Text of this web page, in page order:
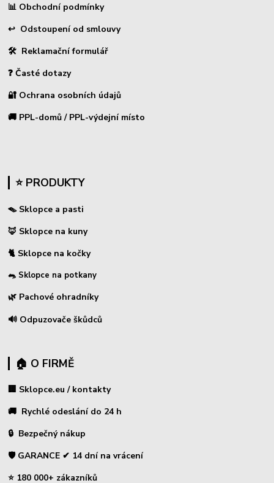
📊 Obchodní podmínky
↩ Odstoupení od smlouvy
🛠 Reklamační formulář
❓ Časté dotazy
🔐 Ochrana osobních údajů
🚚 PPL-domů / PPL-výdejní místo
⭐ PRODUKTY
🪤 Sklopce a pasti
🦊 Sklopce na kuny
🐈 Sklopce na kočky
🐀 Sklopce na potkany
🌿 Pachové ohradníky
🔊 Odpuzovače škůdců
🏠 O FIRMĚ
🏢 Sklopce.eu / kontakty
🚚 Rychlé odeslání do 24 h
🔒 Bezpečný nákup
🛡️ GARANCE ✔ 14 dní na vrácení
⭐ 180 000+ zákazníků